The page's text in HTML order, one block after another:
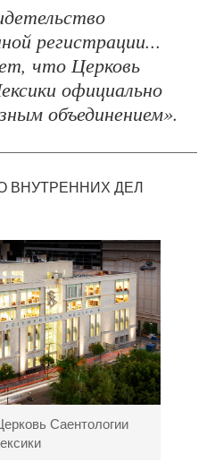
регистрации...
что Церковь
официально
объединением».
ВНУТРЕННИХ ДЕЛ
Саентологии